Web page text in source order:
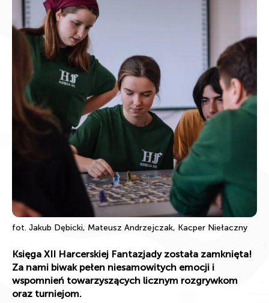
fot. Jakub Dębicki, Mateusz Andrzejczak, Kacper Niełaczny
Księga XII Harcerskiej Fantazjady została zamknięta!
Za nami biwak pełen niesamowitych emocji i
wspomnień towarzyszących licznym rozgrywkom
oraz turniejom.